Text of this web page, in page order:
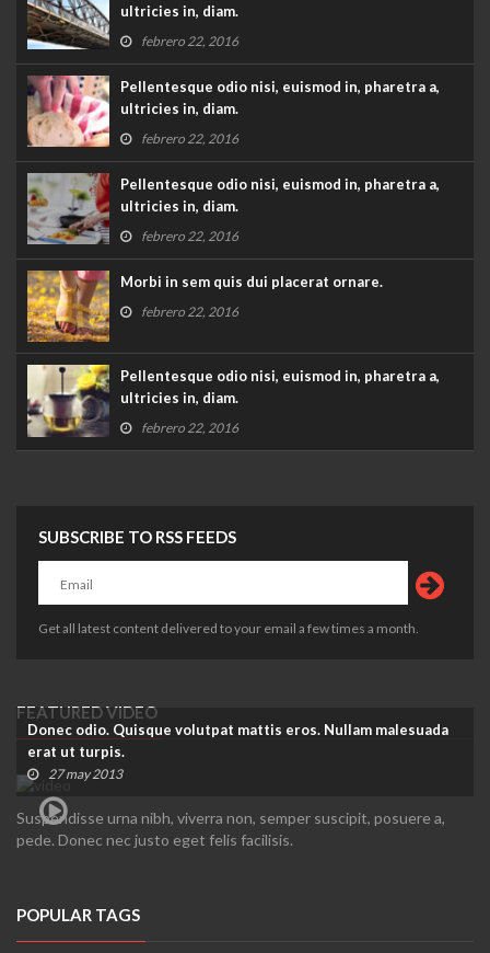
ultricies in, diam.
febrero 22, 2016
Pellentesque odio nisi, euismod in, pharetra a,
ultricies in, diam.
febrero 22, 2016
Pellentesque odio nisi, euismod in, pharetra a,
ultricies in, diam.
febrero 22, 2016
Morbi in sem quis dui placerat ornare.
febrero 22, 2016
Pellentesque odio nisi, euismod in, pharetra a,
ultricies in, diam.
febrero 22, 2016
SUBSCRIBE TO RSS FEEDS
Get all latest content delivered to your email a few times a month.
FEATURED VIDEO
Donec odio. Quisque volutpat mattis eros. Nullam malesuada
erat ut turpis.
27 may 2013
Suspendisse urna nibh, viverra non, semper suscipit, posuere a,
pede. Donec nec justo eget felis facilisis.
POPULAR TAGS